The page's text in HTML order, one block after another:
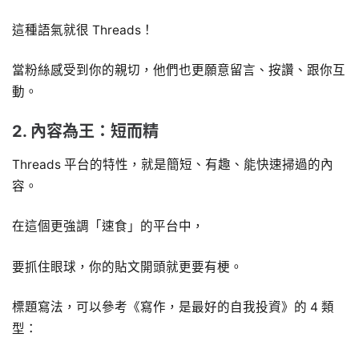
這種語氣就很 Threads！
當粉絲感受到你的親切，他們也更願意留言、按讚、跟你互
動。
2. 內容為王：短而精
Threads 平台的特性，就是簡短、有趣、能快速掃過的內
容。
在這個更強調「速食」的平台中，
要抓住眼球，你的貼文開頭就更要有梗。
標題寫法，可以參考《寫作，是最好的自我投資》的 4 類
型：